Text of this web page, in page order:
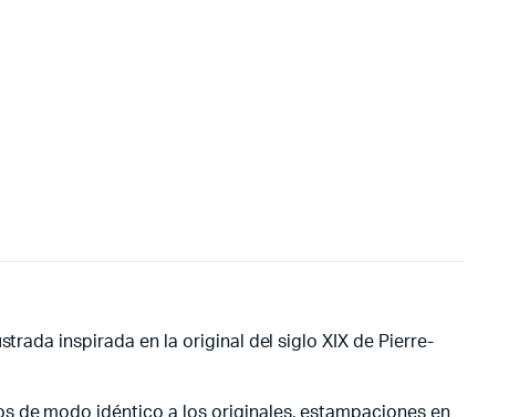
inspirada en la original del siglo XIX de Pierre-
de modo idéntico a los originales, estampaciones en